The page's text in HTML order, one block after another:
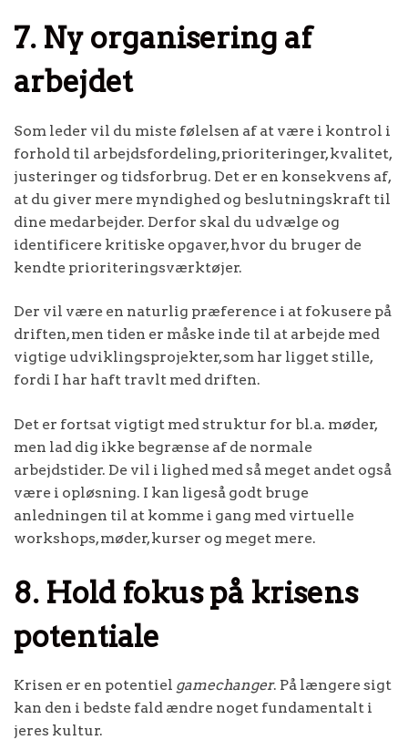
7. Ny organisering af
arbejdet
Som leder vil du miste følelsen af at være i kontrol i
forhold til arbejdsfordeling, prioriteringer, kvalitet,
justeringer og tidsforbrug. Det er en konsekvens af,
at du giver mere myndighed og beslutningskraft til
dine medarbejder. Derfor skal du udvælge og
identificere kritiske opgaver, hvor du bruger de
kendte prioriteringsværktøjer.
Der vil være en naturlig præference i at fokusere på
driften, men tiden er måske inde til at arbejde med
vigtige udviklingsprojekter, som har ligget stille,
fordi I har haft travlt med driften.
Det er fortsat vigtigt med struktur for bl.a. møder,
men lad dig ikke begrænse af de normale
arbejdstider. De vil i lighed med så meget andet også
være i opløsning. I kan ligeså godt bruge
anledningen til at komme i gang med virtuelle
workshops, møder, kurser og meget mere.
8. Hold fokus på krisens
potentiale
Krisen er en potentiel gamechanger. På længere sigt
kan den i bedste fald ændre noget fundamentalt i
jeres kultur.